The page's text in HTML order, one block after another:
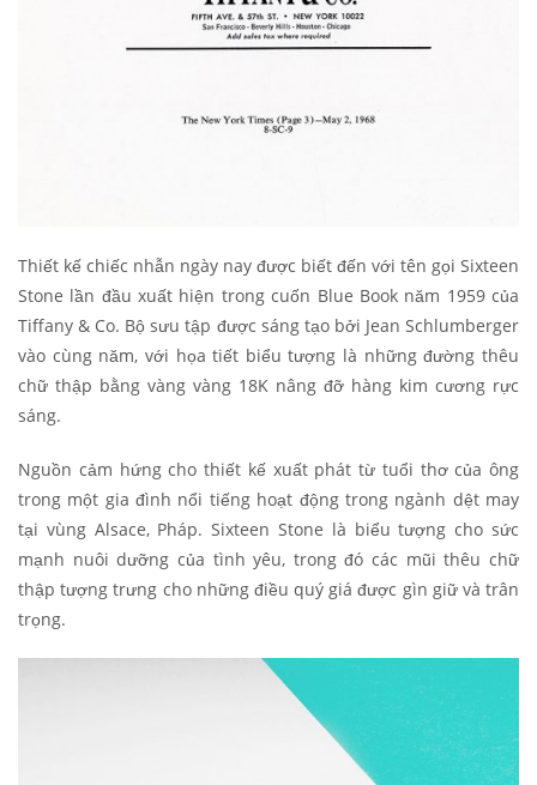
Thiết kế chiếc nhẫn ngày nay được biết đến với tên gọi Sixteen
Stone lần đầu xuất hiện trong cuốn Blue Book năm 1959 của
Tiffany & Co. Bộ sưu tập được sáng tạo bởi Jean Schlumberger
vào cùng năm, với họa tiết biểu tượng là những đường thêu
chữ thập bằng vàng vàng 18K nâng đỡ hàng kim cương rực
sáng.
Nguồn cảm hứng cho thiết kế xuất phát từ tuổi thơ của ông
trong một gia đình nổi tiếng hoạt động trong ngành dệt may
tại vùng Alsace, Pháp. Sixteen Stone là biểu tượng cho sức
mạnh nuôi dưỡng của tình yêu, trong đó các mũi thêu chữ
thập tượng trưng cho những điều quý giá được gìn giữ và trân
trọng.